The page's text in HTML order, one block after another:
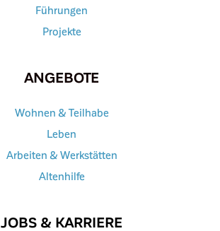
Führungen
Projekte
ANGEBOTE
Wohnen & Teilhabe
Leben
Arbeiten & Werkstätten
Altenhilfe
JOBS & KARRIERE